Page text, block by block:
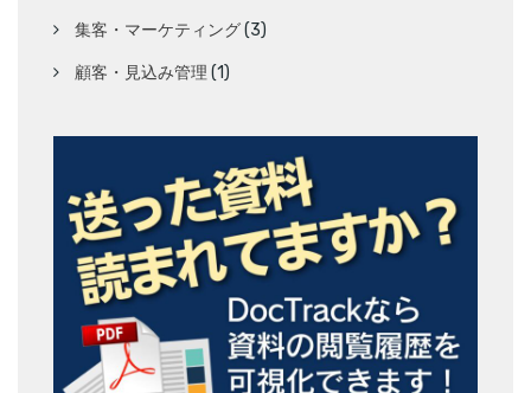
集客・マーケティング(3)
顧客・見込み管理 (1)